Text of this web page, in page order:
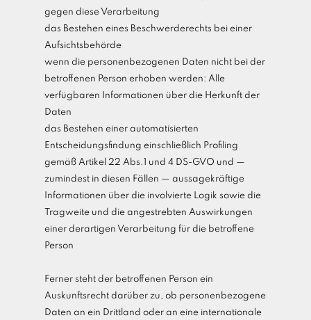
gegen diese Verarbeitung
das Bestehen eines Beschwerderechts bei einer
Aufsichtsbehörde
wenn die personenbezogenen Daten nicht bei der
betroffenen Person erhoben werden: Alle
verfügbaren Informationen über die Herkunft der
Daten
das Bestehen einer automatisierten
Entscheidungsfindung einschließlich Profiling
gemäß Artikel 22 Abs.1 und 4 DS-GVO und —
zumindest in diesen Fällen — aussagekräftige
Informationen über die involvierte Logik sowie die
Tragweite und die angestrebten Auswirkungen
einer derartigen Verarbeitung für die betroffene
Person
Ferner steht der betroffenen Person ein
Auskunftsrecht darüber zu, ob personenbezogene
Daten an ein Drittland oder an eine internationale